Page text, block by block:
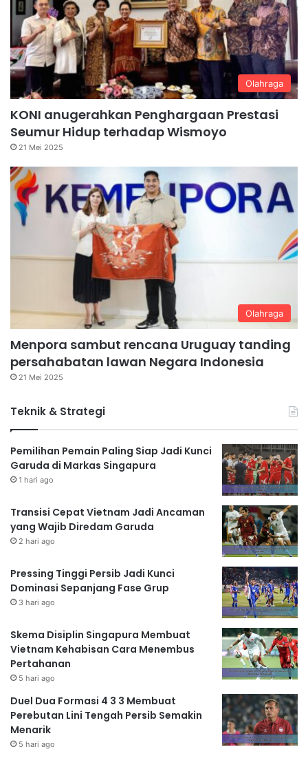
Olahraga
KONI anugerahkan Penghargaan Prestasi
Seumur Hidup terhadap Wismoyo
21 Mei 2025
Olahraga
Menpora sambut rencana Uruguay tanding
persahabatan lawan Negara Indonesia
21 Mei 2025
Teknik & Strategi
Pemilihan Pemain Paling Siap Jadi Kunci
Garuda di Markas Singapura
1 hari ago
Transisi Cepat Vietnam Jadi Ancaman
yang Wajib Diredam Garuda
2 hari ago
Pressing Tinggi Persib Jadi Kunci
Dominasi Sepanjang Fase Grup
3 hari ago
Skema Disiplin Singapura Membuat
Vietnam Kehabisan Cara Menembus
Pertahanan
5 hari ago
Duel Dua Formasi 4 3 3 Membuat
Perebutan Lini Tengah Persib Semakin
Menarik
5 hari ago